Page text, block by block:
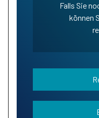
Falls Sie
können